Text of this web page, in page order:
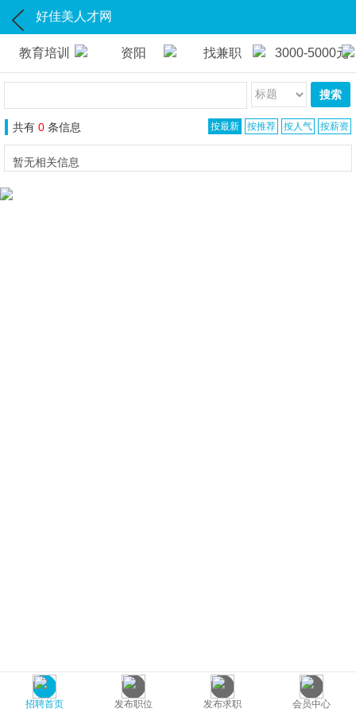
好佳美人才网
教育培训 资阳 找兼职 3000-5000元
搜索
共有 0 条信息 按最新 按推荐 按人气 按薪资
暂无相关信息
招聘首页 发布职位 发布求职 会员中心